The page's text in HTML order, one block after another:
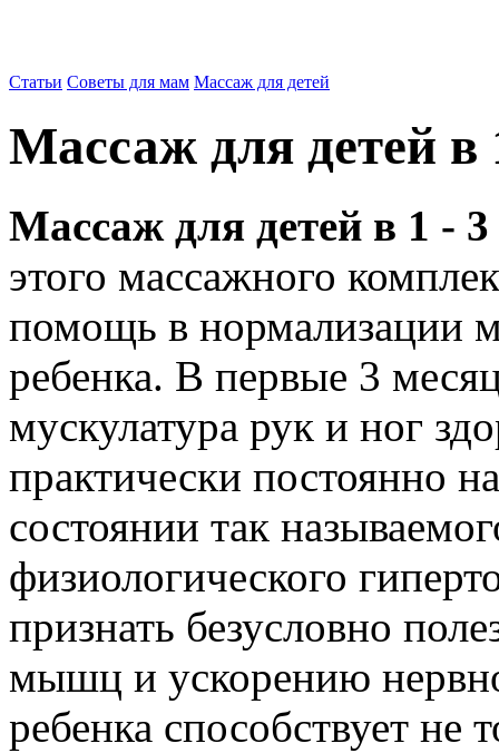
Статьи Советы для мам Массаж для детей
Массаж для детей в
Массаж для детей в 1 -
этого массажного
помощь в нормализации
ребенка. В первые 3
мускулатура рук и ног
практически постоянно
состоянии так
физиологического
признать безусловно
мышц и ускорению
ребенка способствует не